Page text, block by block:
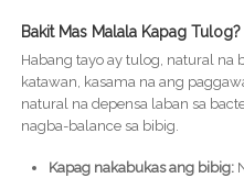
Bakit Mas Malala Kapag Tulog?
Habang tayo ay tulog, natural na
katawan, kasama na ang
natural na depensa laban sa
nagba-balance sa bibig.
Kapag nakabukas ang bibig: